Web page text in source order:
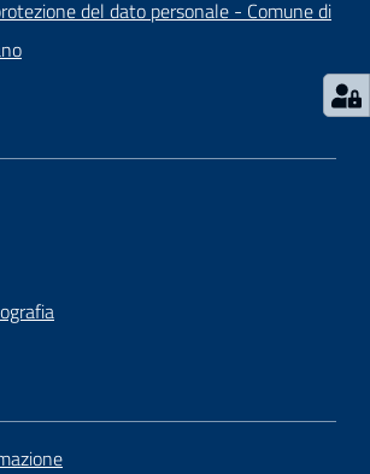
del dato personale - Comune di